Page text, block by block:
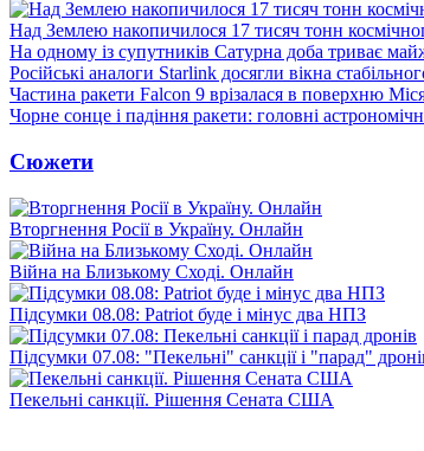
Над Землею накопичилося 17 тисяч тонн
На одному із супутників Сатурна доба триває
Російські аналоги Starlink досягли вікна
Частина ракети Falcon 9 врізалася в поверхню
Чорне сонце і падіння ракети: головні
Сюжети
Вторгнення Росії в Україну. Онлайн
Війна на Близькому Сході. Онлайн
Підсумки 08.08: Patriot буде і мінус два НПЗ
Підсумки 07.08: "Пекельні" санкції і "парад"
Пекельні санкції. Рішення Сената США